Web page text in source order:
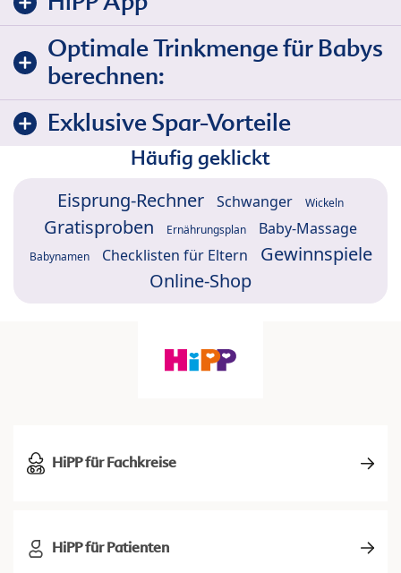
Optimale Trinkmenge für Babys
berechnen:
Exklusive Spar-Vorteile
Häufig geklickt
Eisprung-Rechner Schwanger Wickeln
Gratisproben Ernährungsplan Baby-Massage
Babynamen Checklisten für Eltern
Gewinnspiele
Online-Shop
HiPP für Fachkreise
HiPP für Patienten